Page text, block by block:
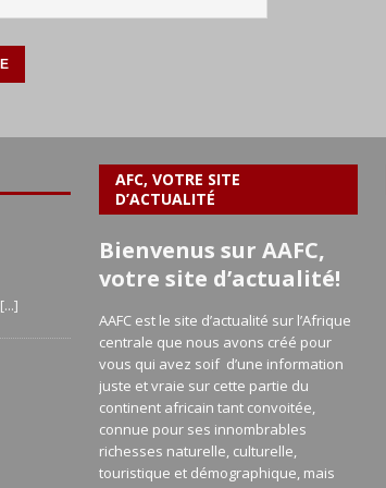
[...]
AFC, VOTRE SITE
D’ACTUALITÉ
Bienvenus sur AAFC,
votre site d’actualité!
AAFC est le site d’actualité sur l’Afrique
centrale que nous avons créé pour
vous qui avez soif d’une information
juste et vraie sur cette partie du
continent africain tant convoitée,
connue pour ses innombrables
richesses naturelle, culturelle,
touristique et démographique, mais